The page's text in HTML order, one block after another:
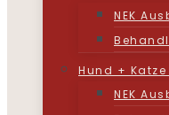
NEK
Hund + Katze
NEK